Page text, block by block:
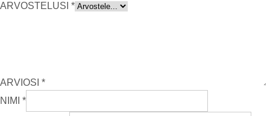
ARVOSTELUSI *
ARVIOSI *
NIMI *